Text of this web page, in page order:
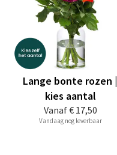
Vanaf€ 17,50
Lange bonte rozen |
kies aantal
Vandaag nog leverbaar